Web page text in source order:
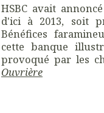
HSBC avait
d'ici à 2013, soit
Bénéfices
cette banque
provoqué par les
Ouvrière